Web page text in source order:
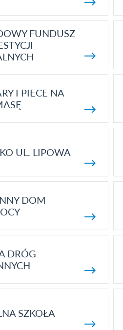
FUNDUSZ
I PIECE NA
UL. LIPOWA
DOM
DRÓG
SZKOŁA